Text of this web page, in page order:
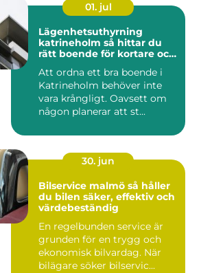
01. jul
Lägenhetsuthyrning
katrineholm så hittar du
rätt boende för kortare och
Att ordna ett bra boende i
Katrineholm behöver inte
vara krångligt. Oavsett om
någon planerar att st...
30. jun
Bilservice malmö så håller
du bilen säker, effektiv och
värdebeständig
En regelbunden service är
grunden för en trygg och
ekonomisk bilvardag. När
bilägare söker bilservic...